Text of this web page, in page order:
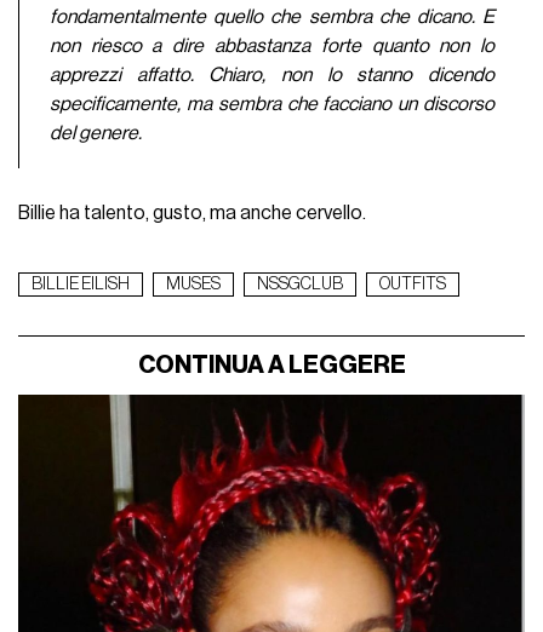
fondamentalmente quello che sembra che dicano. E
non riesco a dire abbastanza forte quanto non lo
apprezzi affatto. Chiaro, non lo stanno dicendo
specificamente, ma sembra che facciano un discorso
del genere.
Billie ha talento, gusto, ma anche cervello.
BILLIE EILISH MUSES NSSGCLUB OUTFITS
CONTINUA A LEGGERE